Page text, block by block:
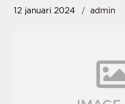
12 januari 2024 admin